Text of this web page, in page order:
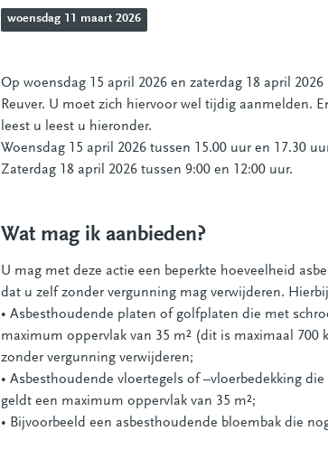
woensdag 11 maart 2026
Op woensdag 15 april 2026 en zaterdag 18 april
Reuver. U moet zich hiervoor wel tijdig aanmelden.
leest u leest u hieronder.
Woensdag 15 april 2026 tussen 15.00 uur en 17.30
Zaterdag 18 april 2026 tussen 9:00 en 12:00 uur.
Wat mag ik aanbieden?
U mag met deze actie een beperkte hoeveelheid
dat u zelf zonder vergunning mag verwijderen.
• Asbesthoudende platen of golfplaten die met
maximum oppervlak van 35 m² (dit is maximaal
zonder vergunning verwijderen;
• Asbesthoudende vloertegels of –vloerbedekking
geldt een maximum oppervlak van 35 m²;
• Bijvoorbeeld een asbesthoudende bloembak die